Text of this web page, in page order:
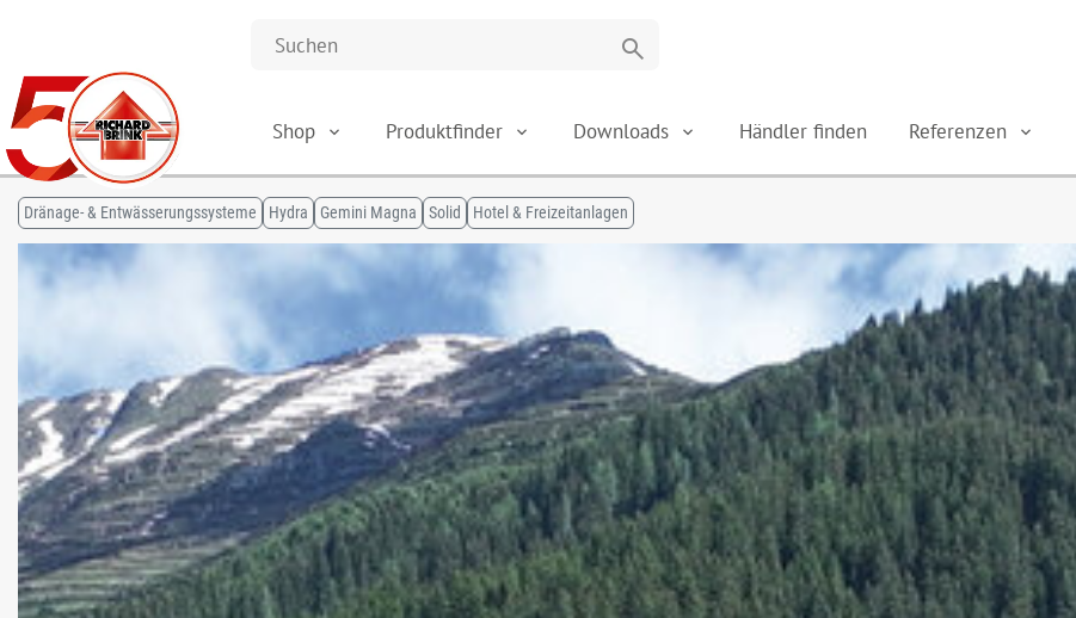
search
Shop Produktfinder Downloads Händler finden Referenzen
Dränage- & Entwässerungssysteme Hydra Gemini Magna Solid Hotel & Freizeitanlagen